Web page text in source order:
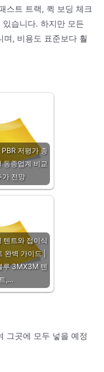
스트 트랙, 퀵 보딩 체크
습니다. 하지만 모든
며, 비용도 표준보다 훨
저평가 종
동종업계 비교
가 전망
텐트와 접이식
완벽 가이드 |
루 3MX3M 텐
트,…
그곳에 모두 넣을 예정